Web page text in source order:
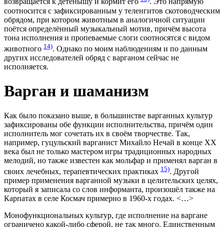
соотносится с зафиксированным у теленгитов скотоводческим
обрядом, при котором животным в аналогичной ситуации
поётся определённый музыкальный мотив, причём высота
тона исполнения и пропеваемые слоги соотносятся с видом
животного 14). Однако по моим наблюдениям и по данным
других исследователей обряд с варганом сейчас не
исполняется.
Варган и шаманизм
Как было показано выше, в большинстве варганных культур
зафиксированы обе функции исполнительства, причём один
исполнитель мог сочетать их в своём творчестве. Так,
например, гуцульский варганист Михайло Нечай в конце XX
века был не только мастером игры традиционных народных
мелодий, но также известен как мольфар и применял варган в
своих лечебных, терапевтических практиках 15). Другой
пример применения варганной музыки в целительских целях,
который я записала со слов информанта, произошёл также на
Карпатах в селе Космач примерно в 1960-х годах. <…>
Монофункциональных культур, где исполнение на варгане
ограничено какой-либо сферой, не так много. Единственным